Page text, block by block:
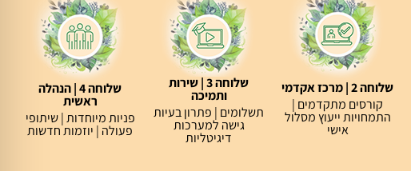
שלוחה 2 | מרכז אקדמי
קורסים מתקדמים |
התמחויות ייעוץ מסלול
אישי
שלוחה 3 | שירות
ותמיכה
תשלומים | פתרון בעיות
גישה למערכות
דיגיטליות
שלוחה 4 | הנהלה
ראשית
פניות מיוחדות | שיתופי
פעולה | יוזמות חדשות